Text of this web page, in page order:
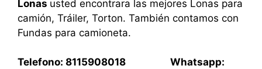
Lonas usted encontrara las mejores Lonas para
camión, Tráiler, Torton. También contamos con
Fundas para camioneta.
Telefono: 8115908018 Whatsapp: